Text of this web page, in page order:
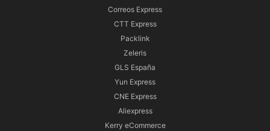
Correos Express
CTT Express
Packlink
Zeleris
GLS España
Yun Express
CNE Express
Aliexpress
Kerry eCommerce